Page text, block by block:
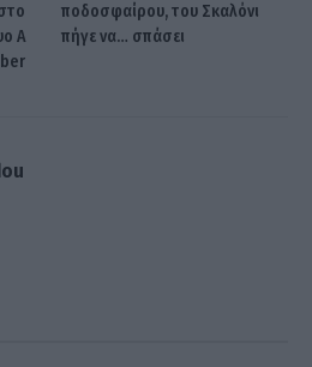
A
ποδοσφαίρου, του Σκαλόνι
πήγε να… σπάσει